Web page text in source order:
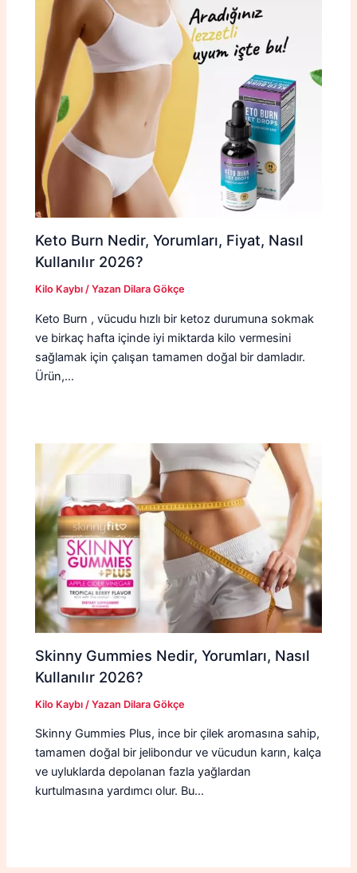
Keto Burn Nedir, Yorumları, Fiyat, Nasıl
Kullanılır 2026?
Kilo Kaybı / Yazan Dilara Gökçe
Keto Burn , vücudu hızlı bir ketoz durumuna sokmak
ve birkaç hafta içinde iyi miktarda kilo vermesini
sağlamak için çalışan tamamen doğal bir damladır.
Ürün,…
Skinny Gummies Nedir, Yorumları, Nasıl
Kullanılır 2026?
Kilo Kaybı / Yazan Dilara Gökçe
Skinny Gummies Plus, ince bir çilek aromasına sahip,
tamamen doğal bir jelibondur ve vücudun karın, kalça
ve uyluklarda depolanan fazla yağlardan
kurtulmasına yardımcı olur. Bu…